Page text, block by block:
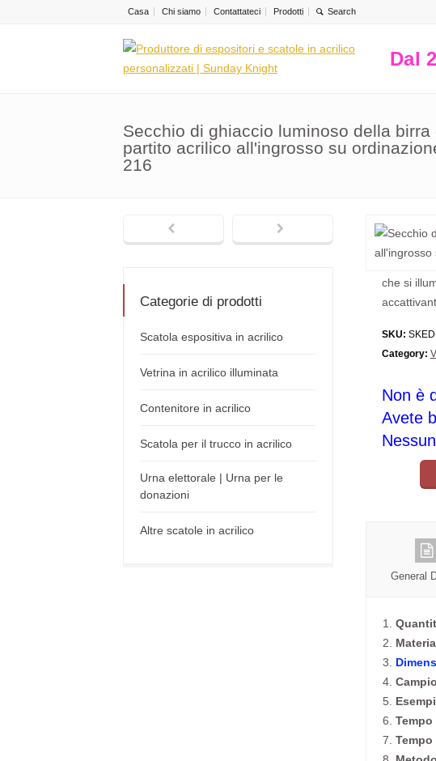
Casa Chi siamo Contattateci Prodotti
Dal
Secchio di ghiaccio luminoso della birra
partito acrilico all'ingrosso su
216
che si
SKU:
Category:
Non è
Avete
General
1.
2.
3.
4.
5.
6.
7.
Categorie di prodotti
Scatola espositiva in acrilico
Vetrina in acrilico illuminata
Contenitore in acrilico
Scatola per il trucco in acrilico
Urna elettorale | Urna per le
donazioni
Altre scatole in acrilico